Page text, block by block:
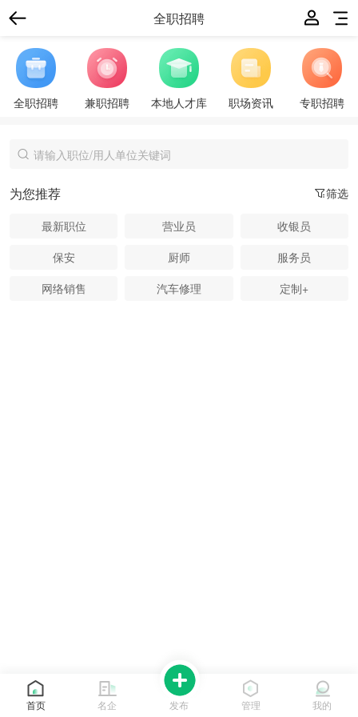
全职招聘
全职招聘 兼职招聘 本地人才库 职场资讯 专职招聘
筛选
为您推荐
最新职位 营业员
收银员
保安
厨师
服务员
网络销售
汽车修理 定制+
首页 名企 发布 管理 我的